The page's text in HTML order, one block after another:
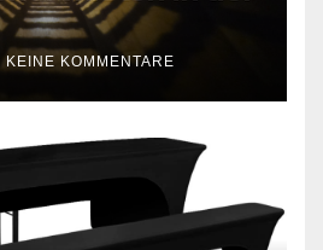
KEINE KOMMENTARE